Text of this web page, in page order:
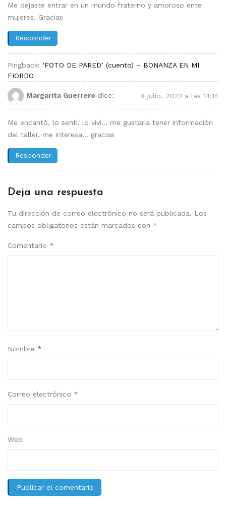
Me dejaste entrar en un mundo fraterno y amoroso ente
mujeres. Gracias
Responder
Pingback: ‘FOTO DE PARED’ (cuento) – BONANZA EN MI
FIORDO
Margarita Guerrero dice: 8 julio, 2023 a las 14:14
Me encantó, lo sentí, lo viví… me gustaría tener información
del taller, me interesa… gracias
Responder
Deja una respuesta
Tu dirección de correo electrónico no será publicada. Los
campos obligatorios están marcados con *
Comentario *
Nombre *
Correo electrónico *
Web